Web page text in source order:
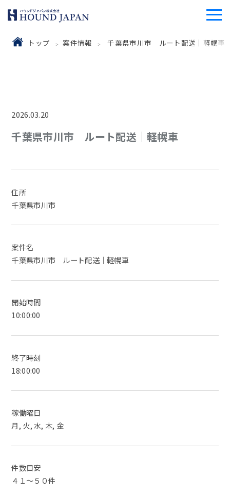
トップ 案件情報 千葉県市川市 ルート配送｜軽幌車
2026.03.20
千葉県市川市 ルート配送｜軽幌車
住所
千葉県市川市
案件名
千葉県市川市 ルート配送｜軽幌車
開始時間
10:00:00
終了時刻
18:00:00
稼働曜日
月, 火, 水, 木, 金
件数目安
４１～５０件